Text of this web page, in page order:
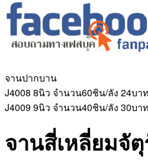
จานปากบาน
J4008 8นิว จำนวน60ชิน/ลัง 24บาท
J4009 9นิว จำนวน40ชิน/ลัง 30บาท
จานสี่เหลี่ยมจั